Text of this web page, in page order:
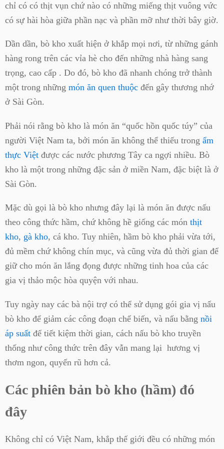
chỉ có có thịt vụn chứ nào có những miếng thịt vuông vức
có sự hài hòa giữa phần nạc và phần mỡ như thời bây giờ.
Dần dần, bò kho xuất hiện ở khắp mọi nơi, từ những gánh
hàng rong trên các vỉa hè cho đến những nhà hàng sang
trọng, cao cấp . Do đó, bò kho đã nhanh chóng trở thành
một trong những món ăn quen thuộc đến gây thương nhớ
ở Sài Gòn.
Phải nói rằng bò kho là món ăn “quốc hồn quốc túy” của
người Việt Nam ta, bởi món ăn không thể thiếu trong ẩm
thực Việt được các nước phương Tây ca ngợi nhiều. Bò
kho là một trong những đặc sản ở miền Nam, đặc biệt là ở
Sài Gòn.
Mặc dù gọi là bò kho nhưng đây lại là món ăn được nấu
theo công thức hầm, chứ không hề giống các món thịt
kho, gà kho, cá kho. Tuy nhiên, hầm bò kho phải vừa tới,
đủ mềm chứ không chín mục, và cũng vừa đủ thời gian để
giữ cho món ăn lắng đọng được những tinh hoa của các
gia vị thảo mộc hòa quyện với nhau.
Tuy ngày nay các bà nội trợ có thể sử dụng gói gia vị nấu
bò kho để giảm các công đoạn chế biến, và nấu bằng nồi
áp suất để tiết kiệm thời gian, cách nấu bò kho truyền
thống như công thức trên đây vẫn mang lại hương vị
thơm ngon, quyến rũ hơn cả.
Các phiên bản bò kho (hầm) đó
đây
Không chỉ có Việt Nam, khắp thế giới đều có những món